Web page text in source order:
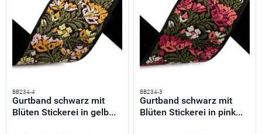
BB234-4
Gurtband schwarz mit
Blüten Stickerei in gelb...
BB234-3
Gurtband schwarz mit
Blüten Stickerei in pink...